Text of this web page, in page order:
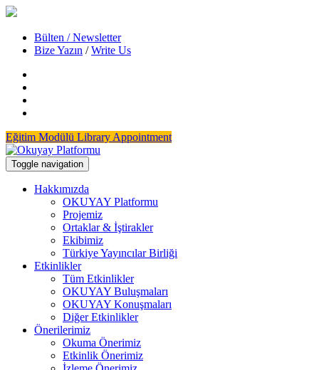
Bülten / Newsletter
Bize Yazın /Write Us
Eğitim Modülü Library Appointment
Toggle navigation
Hakkımızda
OKUYAY Platformu
Projemiz
Ortaklar & İştirakler
Ekibimiz
Türkiye Yayıncılar Birliği
Etkinlikler
Tüm Etkinlikler
OKUYAY Buluşmaları
OKUYAY Konuşmaları
Diğer Etkinlikler
Önerilerimiz
Okuma Önerimiz
Etkinlik Önerimiz